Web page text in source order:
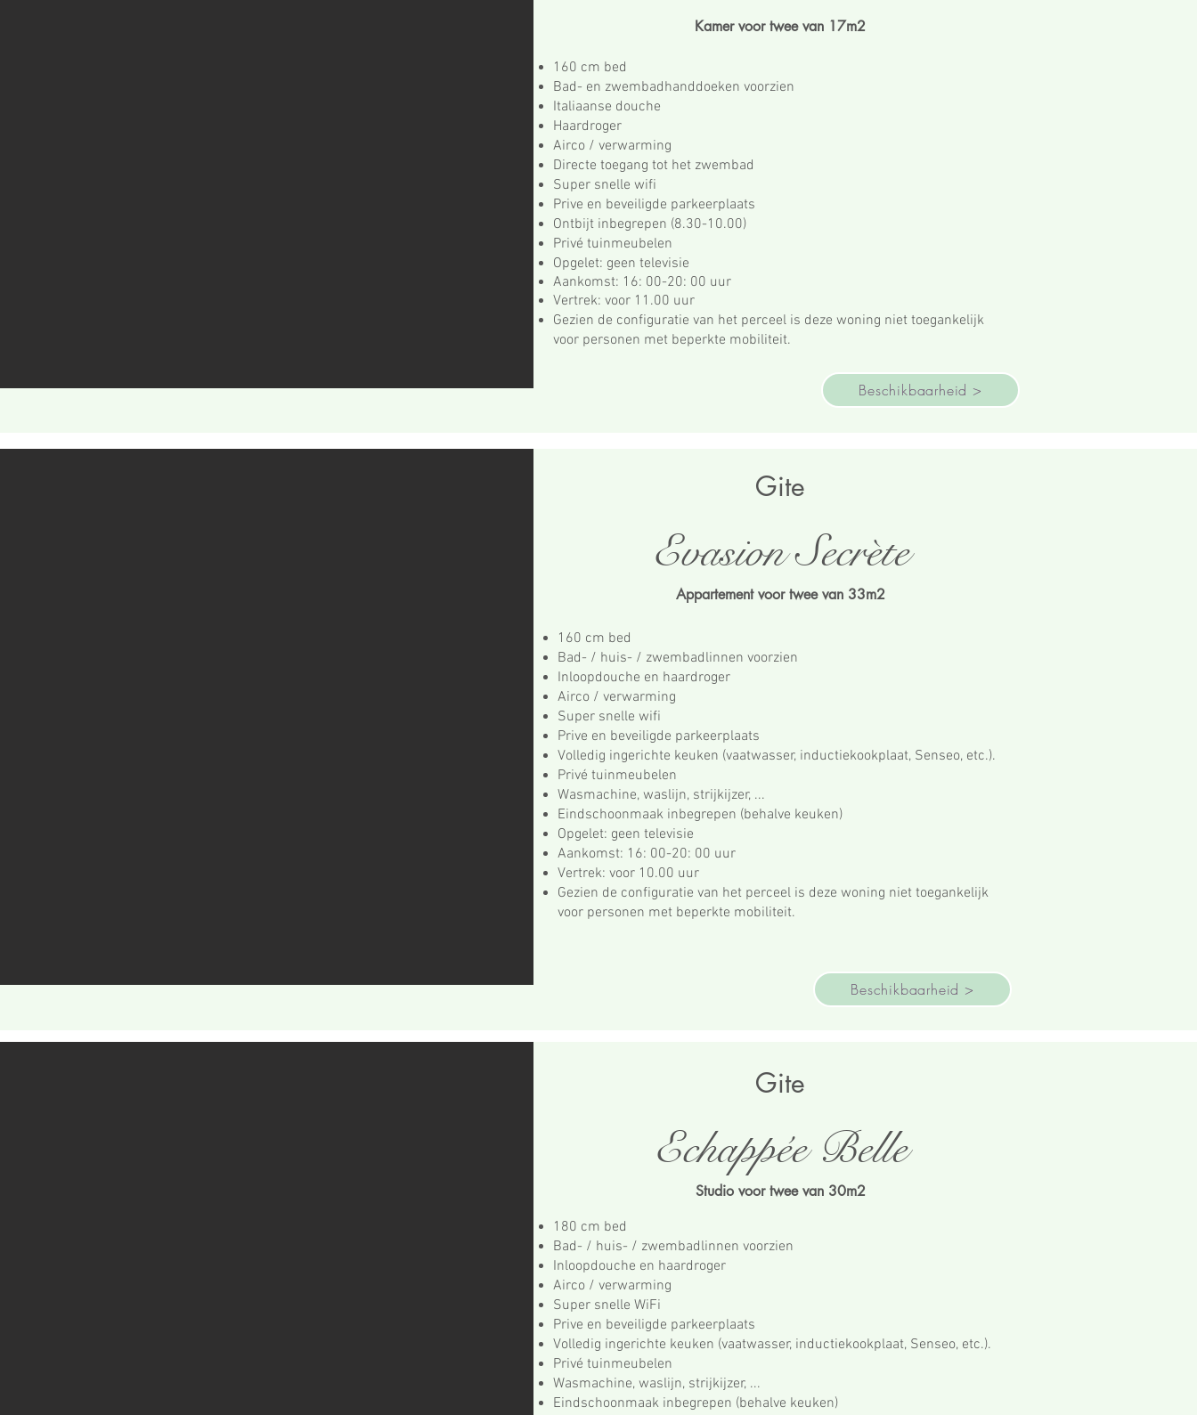
Kamer voor twee van 17m2
160 cm bed
Bad- en zwembadhanddoeken voorzien
Italiaanse douche
Haardroger
Airco / verwarming
Directe toegang tot het zwembad
Super snelle wifi
Prive en beveiligde parkeerplaats
Ontbijt inbegrepen (8.30-10.00)
Privé tuinmeubelen
Opgelet: geen televisie
Aankomst: 16: 00-20: 00 uur
Vertrek: voor 11.00 uur
Gezien de configuratie van het perceel is deze woning niet toegankelijk
voor personen met beperkte mobiliteit.
Beschikbaarheid >
Gite
Evasion Secrète
Appartement voor twee van 33m2
160 cm bed
Bad- / huis- / zwembadlinnen voorzien
Inloopdouche en haardroger
Airco / verwarming
Super snelle wifi
Prive en beveiligde parkeerplaats
Volledig ingerichte keuken (vaatwasser, inductiekookplaat, Senseo, etc.).
Privé tuinmeubelen
Wasmachine, waslijn, strijkijzer, ...
Eindschoonmaak inbegrepen (behalve keuken)
Opgelet: geen televisie
Aankomst: 16: 00-20: 00 uur
Vertrek: voor 10.00 uur
Gezien de configuratie van het perceel is deze woning niet toegankelijk
voor personen met beperkte mobiliteit.
Beschikbaarheid >
Gite
Echappée Belle
Studio voor twee van 30m2
180 cm bed
Bad- / huis- / zwembadlinnen voorzien
Inloopdouche en haardroger
Airco / verwarming
Super snelle WiFi
Prive en beveiligde parkeerplaats
Volledig ingerichte keuken (vaatwasser, inductiekookplaat, Senseo, etc.).
Privé tuinmeubelen
Wasmachine, waslijn, strijkijzer, ...
Eindschoonmaak inbegrepen (behalve keuken)